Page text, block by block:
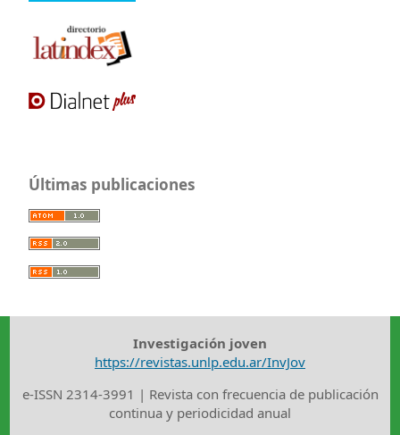
Últimas publicaciones
Investigación joven
https://revistas.unlp.edu.ar/InvJov
e-ISSN 2314-3991 | Revista con frecuencia de publicación
continua y periodicidad anual